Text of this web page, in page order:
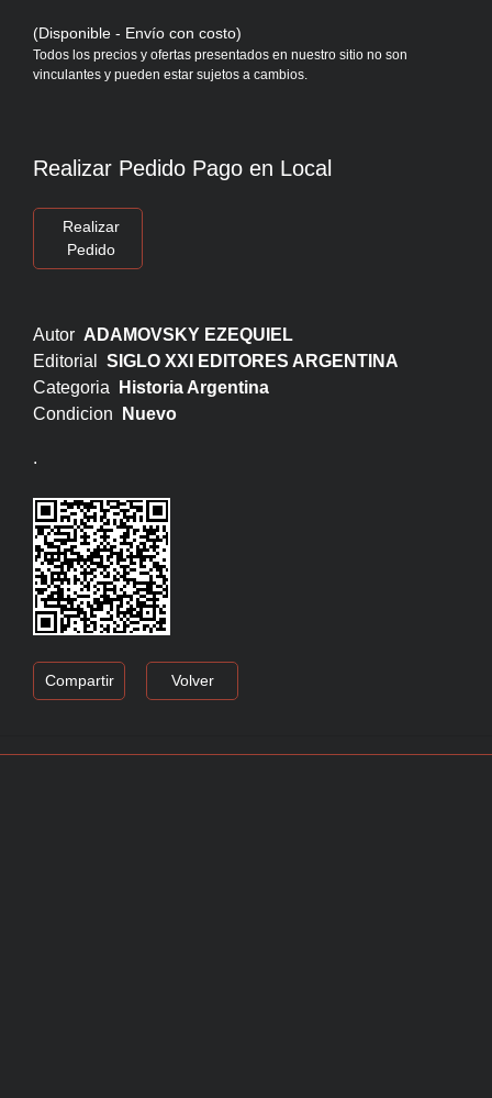
(Disponible - Envío con costo)
Todos los precios y ofertas presentados en nuestro sitio no son
vinculantes y pueden estar sujetos a cambios.
Realizar Pedido Pago en Local
Realizar
Pedido
Autor ADAMOVSKY EZEQUIEL
Editorial SIGLO XXI EDITORES ARGENTINA
Categoria
Historia Argentina
Condicion
Nuevo
.
Compartir Volver